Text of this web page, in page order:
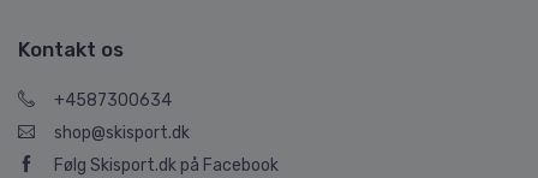
Kontakt os
+4587300634
shop@skisport.dk
Følg Skisport.dk på Facebook